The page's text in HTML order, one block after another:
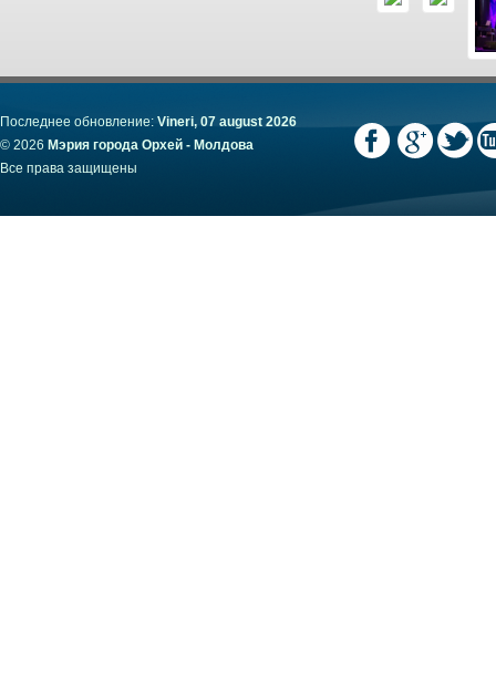
Последнее обновление: Vineri, 07 august 2026
© 2026 Мэрия города Орхей - Молдова
Все права защищены